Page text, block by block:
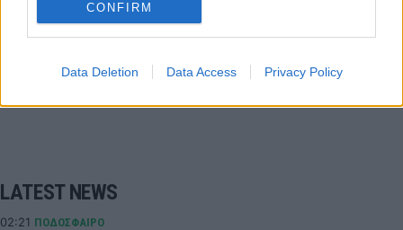
CONFIRM
Data Deletion Data Access Privacy Policy
COMMENTS
Συνδεθείτε για να σχολιάσετε
LATEST NEWS
02:21 ΠΟΔΟΣΦΑΙΡΟ